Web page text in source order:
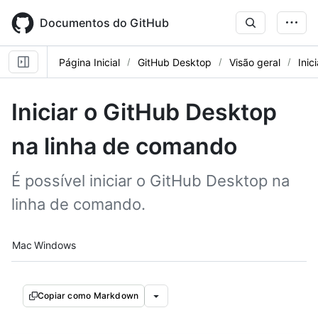
main
content
Documentos do GitHub
Página Inicial GitHub Desktop Visão geral
Iniciar o GitHub Desktop
na linha de comando
É possível iniciar o GitHub Desktop na
linha de comando.
Platform navigation
Mac Windows
Copiar como Markdown